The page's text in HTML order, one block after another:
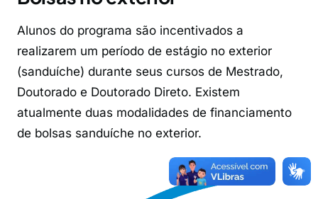
Alunos do programa são incentivados a
realizarem um período de estágio no exterior
(sanduíche) durante seus cursos de Mestrado,
Doutorado e Doutorado Direto. Existem
atualmente duas modalidades de financiamento
de bolsas sanduíche no exterior.